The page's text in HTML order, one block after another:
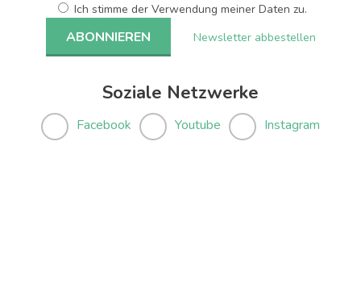
Ich stimme der Verwendung meiner Daten zu.
Newsletter abbestellen
Soziale Netzwerke
Facebook Youtube Instagram